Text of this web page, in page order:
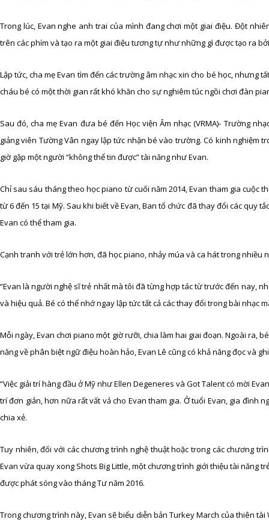
Trong lúc, Evan nghe anh trai của mình đang chơi một giai điệu. Đột
trên các phím và tạo ra một giai điệu tương tự như những gì được tạo ra
Lập tức, cha mẹ Evan tìm đến các trường âm nhạc xin cho bé học, nhưng
cháu bé có một thời gian rất khó khăn cho sự nghiêm túc ngồi chơi đàn
Sau đó, cha mẹ Evan đưa bé đến Học viện Âm nhạc (VRMA)- Trường
giảng viên Tường Vân ngay lập tức nhận bé vào trường. Có kinh nghiệm
giờ gặp một người “không thể tin được” tài năng như Evan.
Chỉ sau sáu tháng theo học piano từ cuối năm 2014, Evan tham gia cuộc
từ 6 đến 15 tại Mỹ. Sau khi biết về Evan, Ban tổ chức đã thay đổi các quy
Evan có thể tham gia.
Cạnh tranh với trẻ lớn hơn, đã học piano, nhảy múa và ca hát trong nhiều
“Evan là người nghệ sĩ trẻ nhất mà tôi đã từng hợp tác từ trước đến nay,
và hiệu quả. Bé có thể nhớ ngay lập tức tất cả các thay đổi trong bài nhạc
Mỗi ngày, Evan chơi piano một giờ rưỡi, chia làm hai giai đoạn. Ngoài ra,
năng về phân biệt ngữ điệu hoàn hảo, Evan Lê cũng có khả năng đọc và
“Việc giải trí hàng đầu ở Mỹ như Ellen Degeneres và Got Talent có mời
trí đơn giản, hơn nữa rất vất vả cho Evan tham gia. Ở tuổi Evan, gia đình
chia xẻ.
Tuy nhiên, đối với các chương trình nghệ thuật hoặc trong các chương
Evan vừa quay xong Shots Big Little, một chương trình giới thiệu tài năng
được phát sóng vào tháng Tư năm 2016.
Trong chương trình này, Evan sẽ biểu diễn bản Turkey March của thiên